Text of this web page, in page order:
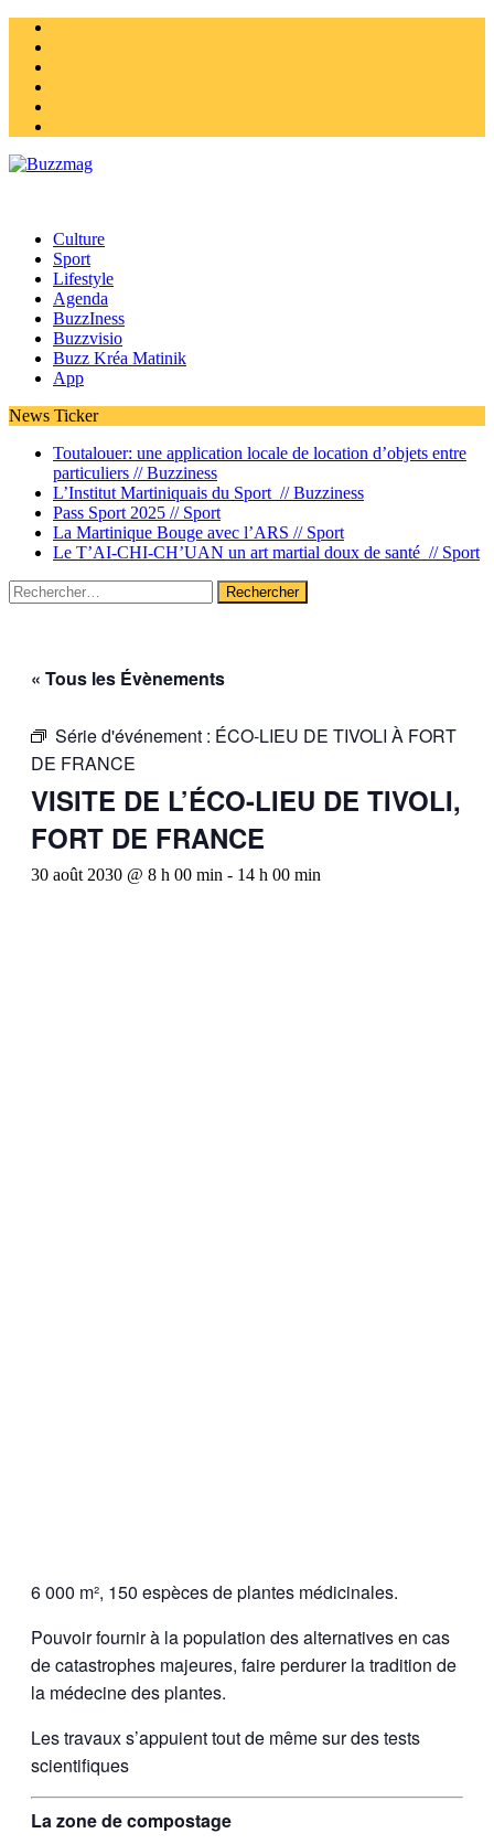
Culture
Sport
Lifestyle
Agenda
BuzzIness
Buzzvisio
Buzz Kréa Matinik
App
News Ticker
Toutalouer: une application locale de location d’objets entre
particuliers //Buzziness
L’Institut Martiniquais du Sport //Buzziness
Pass Sport 2025 // Sport
La Martinique Bouge avec l’ARS // Sport
Le T’AI-CHI-CH’UAN un art martial doux de santé // Sport
Rechercher :
« Tous les Évènements
Série d'événement : ÉCO-LIEU DE TIVOLI À FORT
DE FRANCE
VISITE DE L’ÉCO-LIEU DE TIVOLI,
FORT DE FRANCE
30 août 2030 @ 8 h 00 min - 14 h 00 min
6 000 m², 150 espèces de plantes médicinales.
Pouvoir fournir à la population des alternatives en cas
de catastrophes majeures, faire perdurer la tradition de
la médecine des plantes.
Les travaux s’appuient tout de même sur des tests
scientifiques
La zone de compostage